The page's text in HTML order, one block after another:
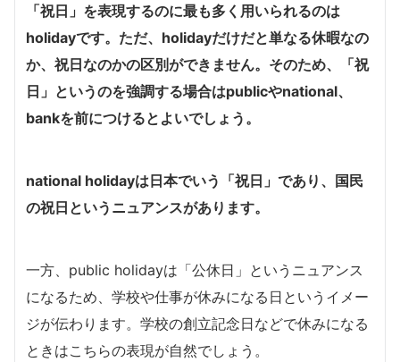
「祝日」を表現するのに最も多く用いられるのは
holidayです。ただ、holidayだけだと単なる休暇なの
か、祝日なのかの区別ができません。そのため、「祝
日」というのを強調する場合はpublicやnational、
bankを前につけるとよいでしょう。
national holidayは日本でいう「祝日」であり、国民
の祝日というニュアンスがあります。
一方、public holidayは「公休日」というニュアンス
になるため、学校や仕事が休みになる日というイメー
ジが伝わります。学校の創立記念日などで休みになる
ときはこちらの表現が自然でしょう。